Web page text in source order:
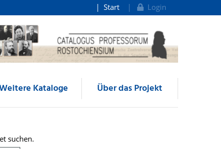
Start Login
Kataloge Über das Projekt
suchen.